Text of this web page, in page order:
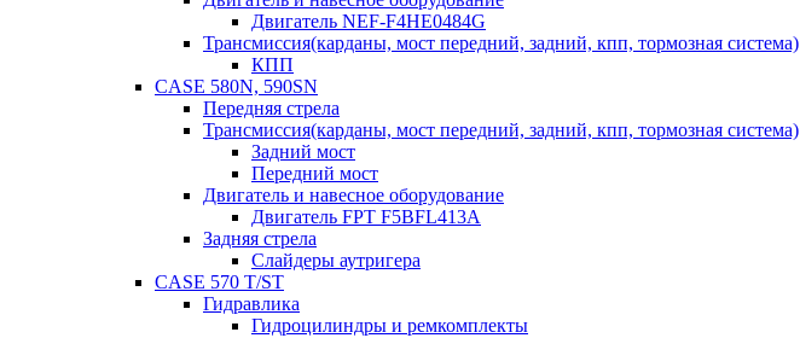
Двигатель NEF-F4HE0484G
Трансмиссия(карданы, мост передний, задний, кпп, тормозная система)
КПП
CASE 580N, 590SN
Передняя стрела
Трансмиссия(карданы, мост передний, задний, кпп, тормозная система)
Задний мост
Передний мост
Двигатель и навесное оборудование
Двигатель FPT F5BFL413A
Задняя стрела
Слайдеры аутригера
CASE 570 T/ST
Гидравлика
Гидроцилиндры и ремкомплекты